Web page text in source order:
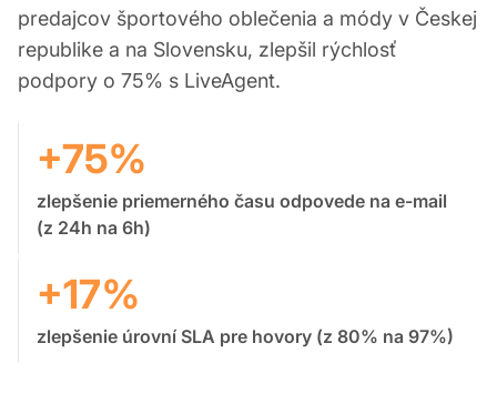
predajcov športového oblečenia a módy v Českej
republike a na Slovensku, zlepšil rýchlosť
podpory o 75% s LiveAgent.
+75%
zlepšenie priemerného času odpovede na e-mail
(z 24h na 6h)
+17%
zlepšenie úrovní SLA pre hovory (z 80% na 97%)